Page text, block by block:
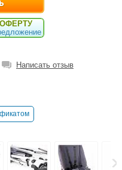
Написать отзыв